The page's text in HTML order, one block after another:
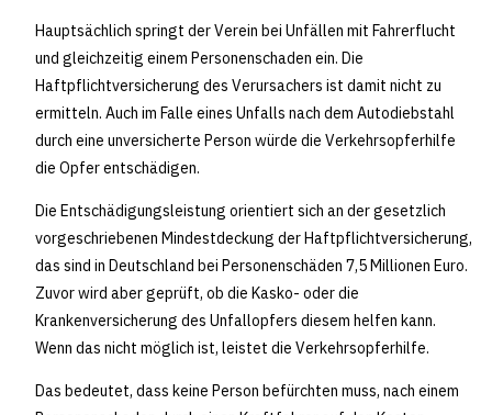
Hauptsächlich springt der Verein bei Unfällen mit Fahrerflucht
und gleichzeitig einem Personenschaden ein. Die
Haftpflichtversicherung des Verursachers ist damit nicht zu
ermitteln. Auch im Falle eines Unfalls nach dem Autodiebstahl
durch eine unversicherte Person würde die Verkehrsopferhilfe
die Opfer entschädigen.
Die Entschädigungsleistung orientiert sich an der gesetzlich
vorgeschriebenen Mindestdeckung der Haftpflichtversicherung,
das sind in Deutschland bei Personenschäden 7,5 Millionen Euro.
Zuvor wird aber geprüft, ob die Kasko- oder die
Krankenversicherung des Unfallopfers diesem helfen kann.
Wenn das nicht möglich ist, leistet die Verkehrsopferhilfe.
Das bedeutet, dass keine Person befürchten muss, nach einem